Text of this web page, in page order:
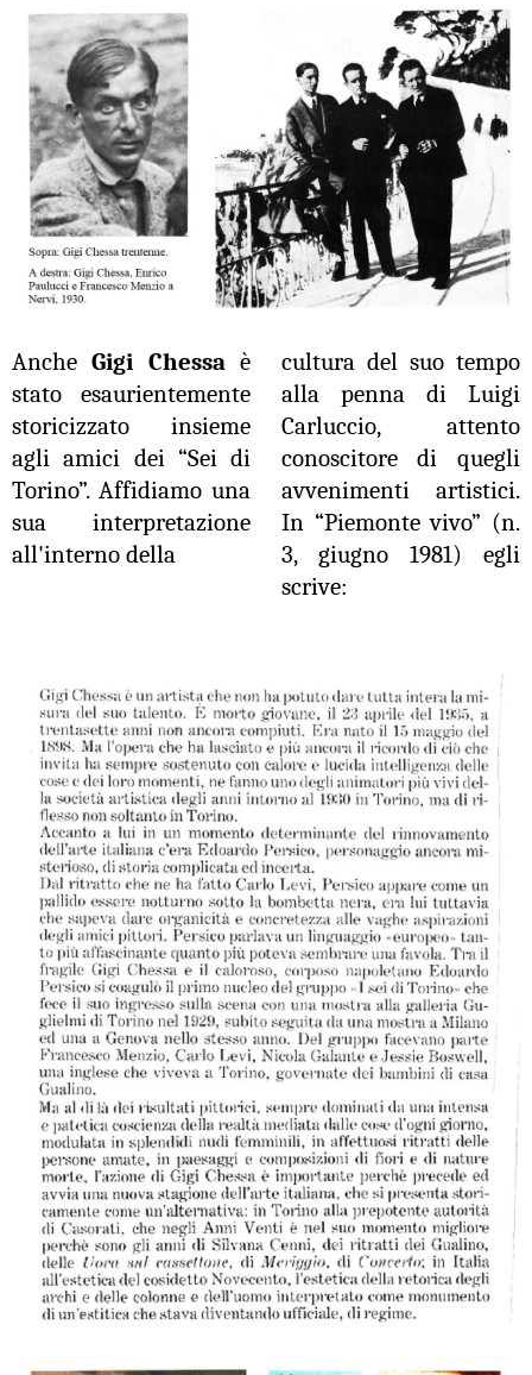
AncheGigi Chessaè
stato esaurientemente
storicizzato insieme
agli amici dei “Sei di
Torino”. Affidiamo una
sua interpretazione
all'interno della
cultura del suo tempo
alla penna di Luigi
Carluccio, attento
conoscitore di quegli
avvenimenti artistici.
In “Piemonte vivo” (n.
3, giugno 1981) egli
scrive: